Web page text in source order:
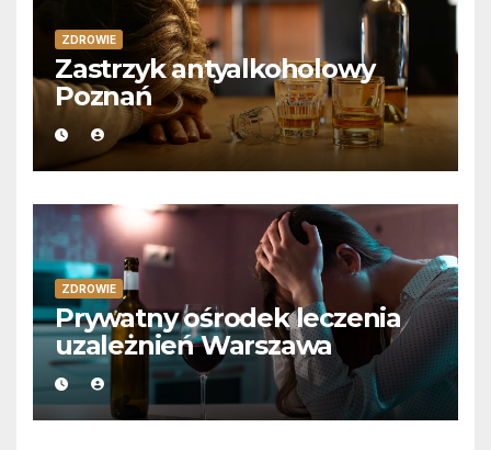
ZDROWIE
Zastrzyk antyalkoholowy
Poznań
ZDROWIE
Prywatny ośrodek leczenia
uzależnień Warszawa